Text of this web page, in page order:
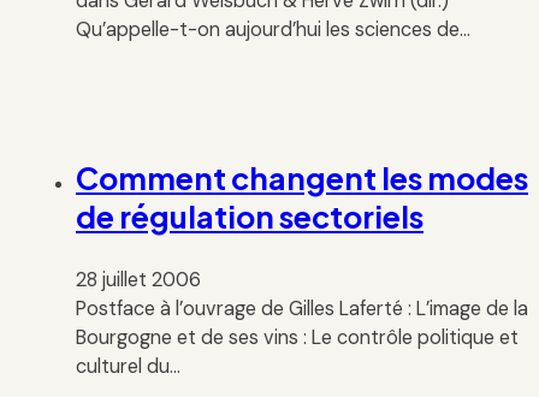
Qu’appelle-t-on aujourd’hui les sciences de…
Comment changent les modes
de régulation sectoriels
28 juillet 2006
Postface à l’ouvrage de Gilles Laferté : L’image de la
Bourgogne et de ses vins : Le contrôle politique et
culturel du…